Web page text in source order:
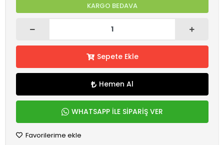
KARGO BEDAVA
Sepete Ekle
Hemen Al
WHATSAPP İLE SİPARİŞ VER
Favorilerime ekle